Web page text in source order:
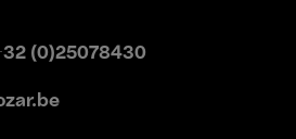
(0)25078430